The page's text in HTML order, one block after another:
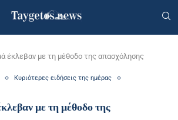
έκλεβαν με τη μέθοδο της απασχόλησης
Κυριότερες ειδήσεις της ημέρας
με τη μέθοδο της